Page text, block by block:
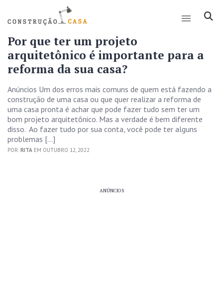
Por que ter um projeto
arquitetônico é importante para a
reforma da sua casa?
Anúncios Um dos erros mais comuns de quem está fazendo a
construção de uma casa ou que quer realizar a reforma de
uma casa pronta é achar que pode fazer tudo sem ter um
bom projeto arquitetônico. Mas a verdade é bem diferente
disso. Ao fazer tudo por sua conta, você pode ter alguns
problemas […]
POR: RITA EM OUTUBRO 12, 2022
ANÚNCIOS